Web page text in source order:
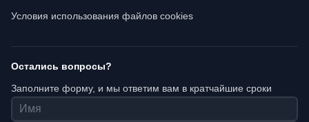
Условия использования файлов cookies
Остались вопросы?
Заполните форму, и мы ответим вам в кратчайшие сроки
Имя